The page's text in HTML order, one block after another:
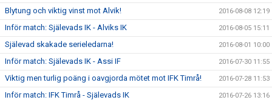
Blytung och viktig vinst mot Alvik! 2016-08-08 12:19
Inför match: Själevads IK - Alviks IK 2016-08-05 15:11
Själevad skakade serieledarna! 2016-08-01 10:00
Inför match: Själevads IK - Assi IF 2016-07-30 11:55
Viktig men turlig poäng i oavgjorda mötet mot IFK Timrå! 2016-07-28 11:53
Inför match: IFK Timrå - Själevads IK 2016-07-26 13:16